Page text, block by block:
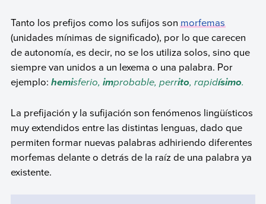
Tanto los prefijos como los sufijos sonmorfemas
(unidades mínimas de significado), por lo que carecen
de autonomía, es decir, no se los utiliza solos, sino que
siempre van unidos a un lexema o una palabra. Por
ejemplo: hemisferio, improbable, perrito, rapidísimo.
La prefijación y la sufijación son fenómenos lingüísticos
muy extendidos entre las distintas lenguas, dado que
permiten formar nuevas palabras adhiriendo diferentes
morfemas delante o detrás de la raíz de una palabra ya
existente.